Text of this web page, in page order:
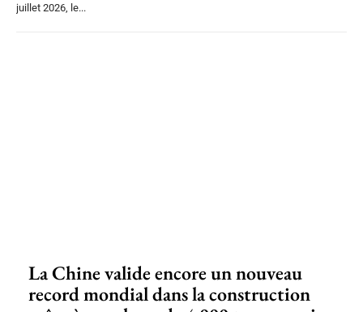
juillet 2026, le...
La Chine valide encore un nouveau
record mondial dans la construction